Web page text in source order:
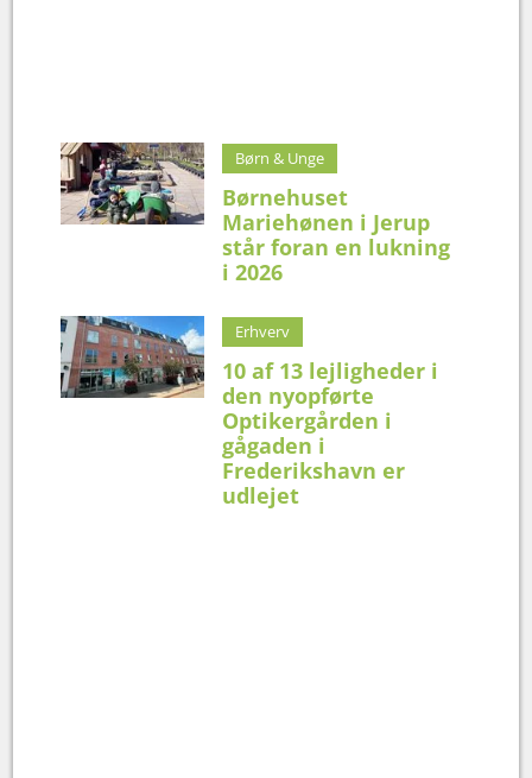
Børn & Unge
Børnehuset
Mariehønen i Jerup
står foran en lukning
i 2026
Erhverv
10 af 13 lejligheder i
den nyopførte
Optikergården i
gågaden i
Frederikshavn er
udlejet